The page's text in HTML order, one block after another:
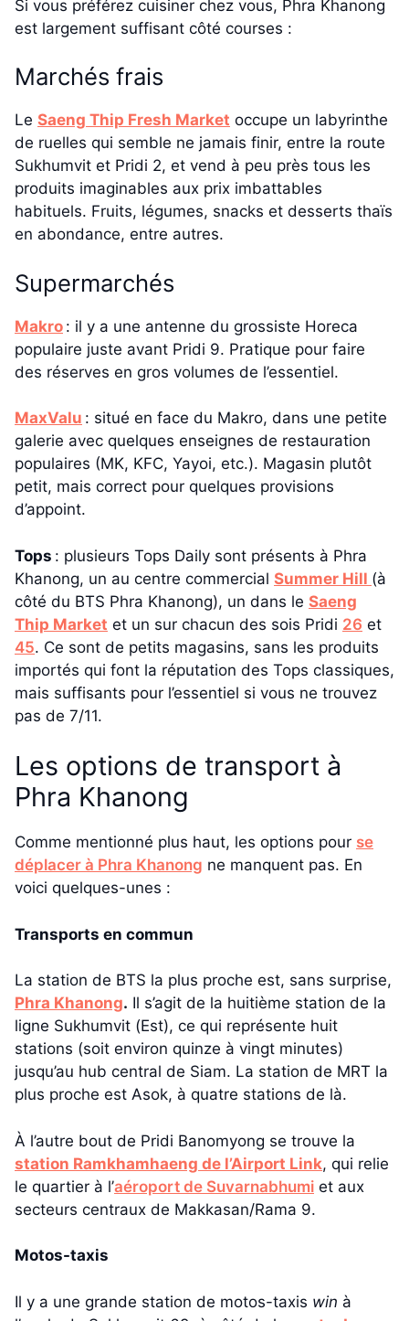
Si vous préférez cuisiner chez vous, Phra Khanong
est largement suffisant côté courses :
Marchés frais
Le Saeng Thip Fresh Market occupe un labyrinthe
de ruelles qui semble ne jamais finir, entre la route
Sukhumvit et Pridi 2, et vend à peu près tous les
produits imaginables aux prix imbattables
habituels. Fruits, légumes, snacks et desserts thaïs
en abondance, entre autres.
Supermarchés
Makro : il y a une antenne du grossiste Horeca
populaire juste avant Pridi 9. Pratique pour faire
des réserves en gros volumes de l’essentiel.
MaxValu : situé en face du Makro, dans une petite
galerie avec quelques enseignes de restauration
populaires (MK, KFC, Yayoi, etc.). Magasin plutôt
petit, mais correct pour quelques provisions
d’appoint.
Tops : plusieurs Tops Daily sont présents à Phra
Khanong, un au centre commercial Summer Hill (à
côté du BTS Phra Khanong), un dans le Saeng
Thip Market et un sur chacun des sois Pridi 26 et
45. Ce sont de petits magasins, sans les produits
importés qui font la réputation des Tops classiques,
mais suffisants pour l’essentiel si vous ne trouvez
pas de 7/11.
Les options de transport à
Phra Khanong
Comme mentionné plus haut, les options pour se
déplacer à Phra Khanong ne manquent pas. En
voici quelques-unes :
Transports en commun
La station de BTS la plus proche est, sans surprise,
Phra Khanong. Il s’agit de la huitième station de la
ligne Sukhumvit (Est), ce qui représente huit
stations (soit environ quinze à vingt minutes)
jusqu’au hub central de Siam. La station de MRT la
plus proche est Asok, à quatre stations de là.
À l’autre bout de Pridi Banomyong se trouve la
station Ramkhamhaeng de l’Airport Link, qui relie
le quartier à l’aéroport de Suvarnabhumi et aux
secteurs centraux de Makkasan/Rama 9.
Motos-taxis
Il y a une grande station de motos-taxis win à